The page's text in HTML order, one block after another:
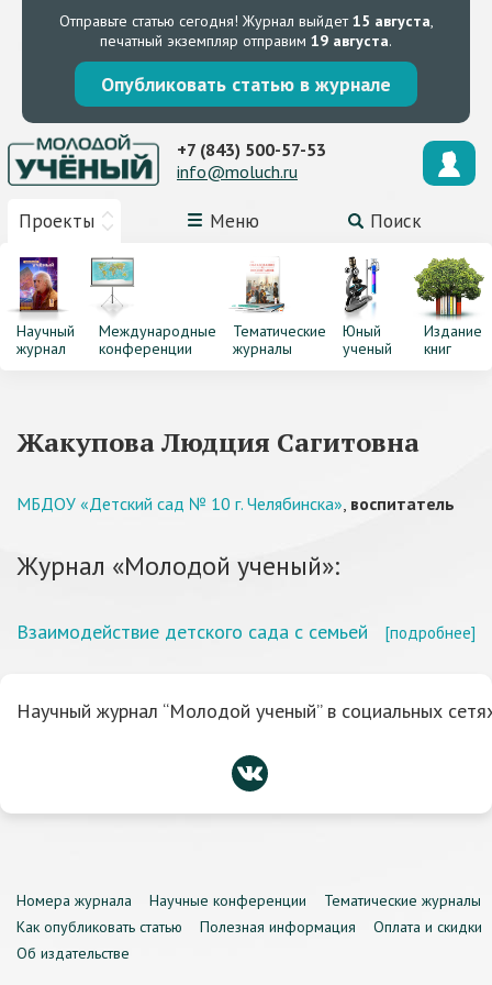
Отправьте статью сегодня! Журнал выйдет15 августа,
печатный экземпляр отправим 19 августа.
Опубликовать статью в журнале
Проекты Меню Поиск
+7 (843) 500-57-53
info@moluch.ru
Научный
журнал
Международные
конференции
Тематические
журналы
Юный
ученый
Издание
книг
Жакупова Людция Сагитовна
МБДОУ «Детский сад № 10 г. Челябинска», воспитатель
Журнал «Молодой ученый»:
Взаимодействие детского сада с семьей [подробнее]
Научный журнал “Молодой ученый” в социальных
Номера журнала Научные конференции
Тематические журналы
Как опубликовать статью
Полезная информация
Оплата и скидки
Об издательстве